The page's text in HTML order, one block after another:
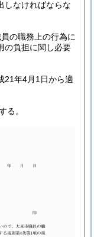
しなければならな
の職務上の行為に
の負担に関し必要
21年4月1日から適
る。